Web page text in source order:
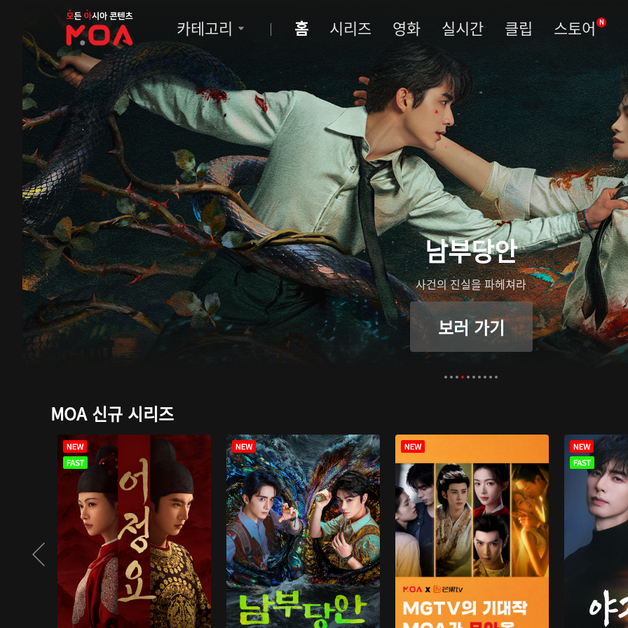
MOA
카테고리 홈 시리즈 영화 실시간 클립 스토어 N
남부당안
사건의 진실을 파헤쳐라
보러 가기
MOA 신규 시리즈